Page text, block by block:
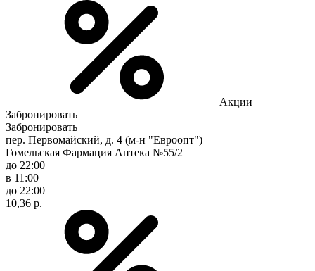
Акции
Забронировать
Забронировать
пер. Первомайский, д. 4 (м-н "Евроопт")
Гомельская Фармация Аптека №55/2
до 22:00
в 11:00
до 22:00
10,36 р.